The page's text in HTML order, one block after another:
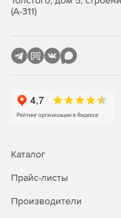
Интуитивная
Поддержка Altova
(А-311)
Каталог
Прайс-листы
Производители